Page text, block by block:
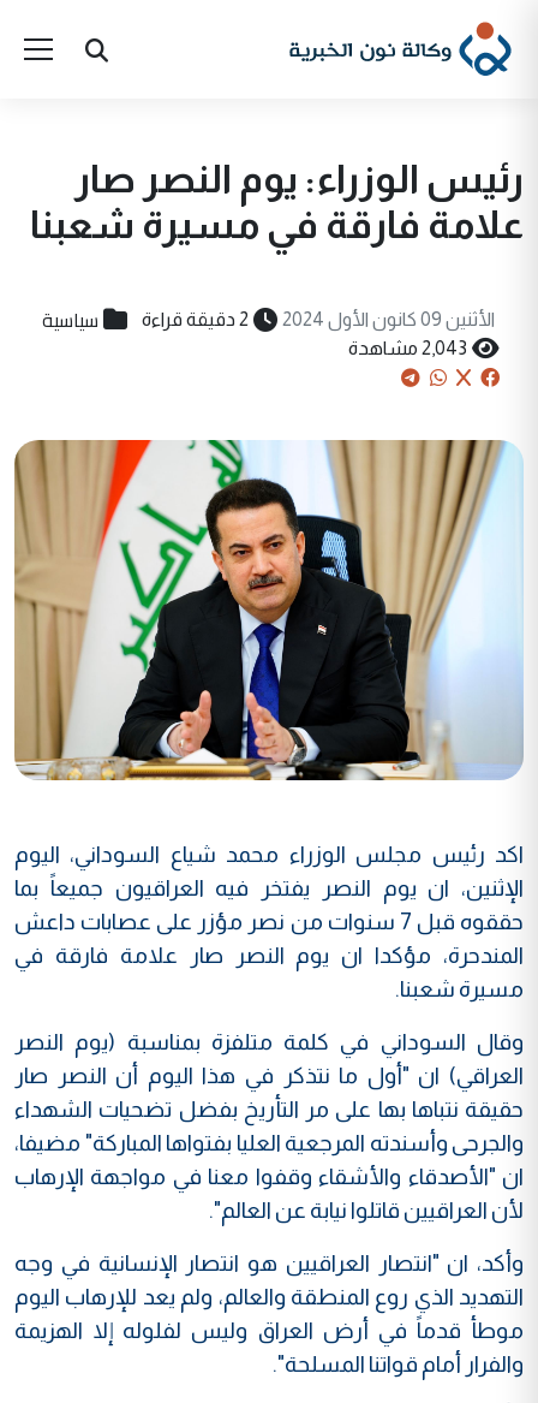
رئيس الوزراء: يوم النصر صار
علامة فارقة في مسيرة شعبنا
الأثنين 09 كانون الأول 2024 2 دقيقة قراءة سياسية
2,043 مشاهدة
اكد رئيس مجلس الوزراء محمد شياع السوداني، اليوم
الإثنين، ان يوم النصر يفتخر فيه العراقيون جميعاً بما
حققوه قبل 7 سنوات من نصر مؤزر على عصابات داعش
المندحرة، مؤكدا ان يوم النصر صار علامة فارقة في
مسيرة شعبنا.
وقال السوداني في كلمة متلفزة بمناسبة (يوم النصر
العراقي) ان "أول ما نتذكر في هذا اليوم أن النصر صار
حقيقة نتباها بها على مر التأريخ بفضل تضحيات الشهداء
والجرحى وأسندته المرجعية العليا بفتواها المباركة" مضيفا،
ان "الأصدقاء والأشقاء وقفوا معنا في مواجهة الإرهاب
لأن العراقيين قاتلوا نيابة عن العالم".
وأكد، ان "انتصار العراقيين هو انتصار الإنسانية في وجه
التهديد الذي روع المنطقة والعالم، ولم يعد للإرهاب اليوم
موطأ قدماً في أرض العراق وليس لفلوله إلا الهزيمة
والفرار أمام قواتنا المسلحة".